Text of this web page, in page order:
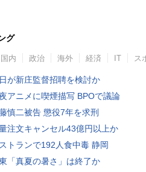
グ
国内 政治 海外 経済 IT ス
が新庄監督招聘を検討か
アニメに喫煙描写 BPOで議論
慎二被告 懲役7年を求刑
注文キャンセル43億円以上か
トランで192人食中毒 静岡
「真夏の暑さ」は終了か